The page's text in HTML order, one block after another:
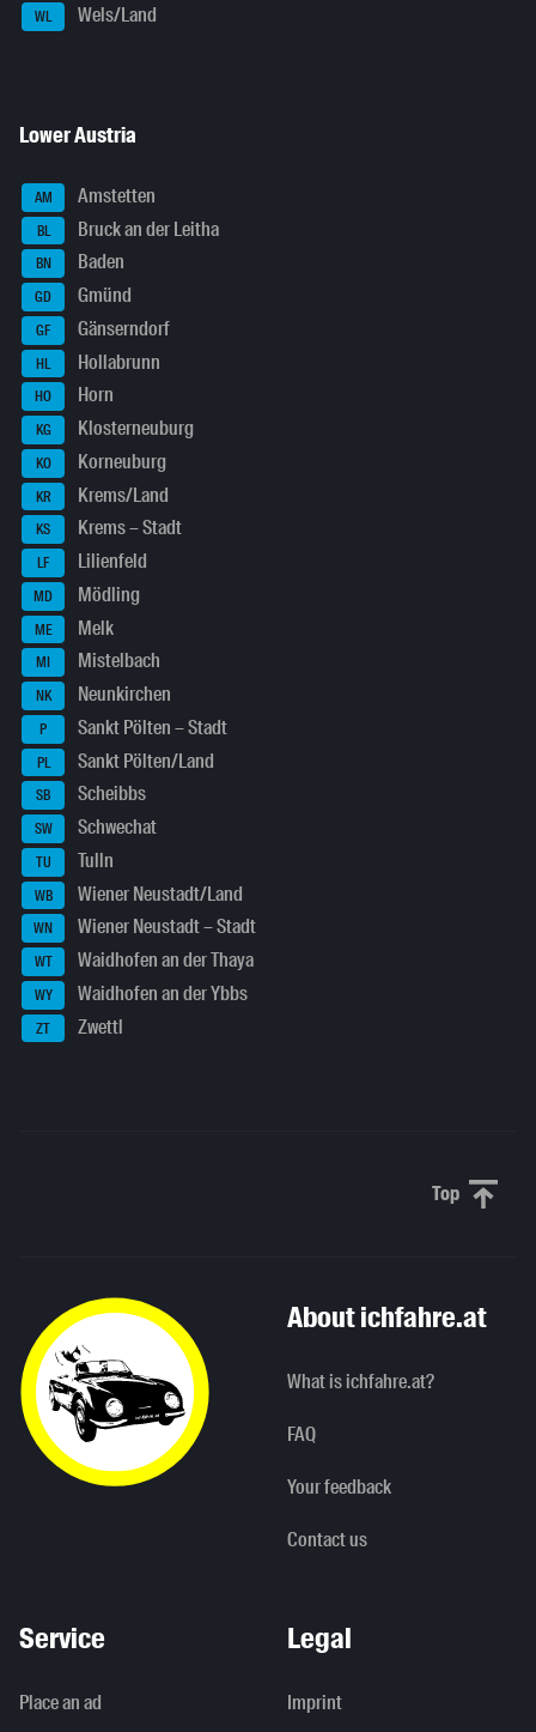
WL Wels/Land
Lower Austria
AM Amstetten
BL Bruck an der Leitha
BN Baden
GD Gmünd
GF Gänserndorf
HL Hollabrunn
HO Horn
KG Klosterneuburg
KO Korneuburg
KR Krems/Land
KS Krems – Stadt
LF Lilienfeld
MD Mödling
ME Melk
MI Mistelbach
NK Neunkirchen
P Sankt Pölten – Stadt
PL Sankt Pölten/Land
SB Scheibbs
SW Schwechat
TU Tulln
WB Wiener Neustadt/Land
WN Wiener Neustadt – Stadt
WT Waidhofen an der Thaya
WY Waidhofen an der Ybbs
ZT Zwettl
Top Scroll
About ichfahre.at
What is ichfahre.at?
FAQ
Your feedback
Contact us
Service
Place an ad
Legal
Imprint